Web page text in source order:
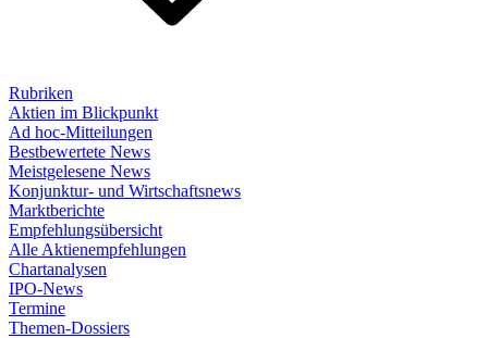
Rubriken
Aktien im Blickpunkt
Ad hoc-Mitteilungen
Bestbewertete News
Meistgelesene News
Konjunktur- und Wirtschaftsnews
Marktberichte
Empfehlungsübersicht
Alle Aktienempfehlungen
Chartanalysen
IPO-News
Termine
Themen-Dossiers